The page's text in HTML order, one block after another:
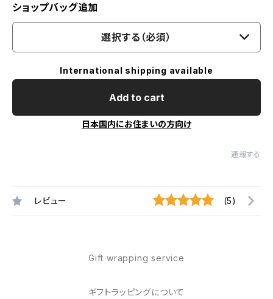
ショップバッグ追加
選択する（必須）
International shipping available
Add to cart
日本国内にお住まいの方向け
通報する
レビュー (5)
Gift wrapping service
ギフトラッピングについて